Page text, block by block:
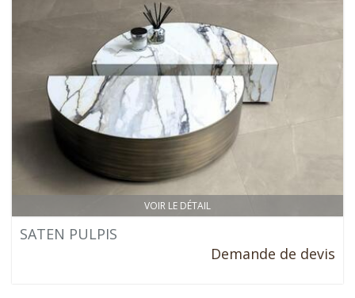
VOIR LE DÉTAIL
SATEN PULPIS
Demande de devis